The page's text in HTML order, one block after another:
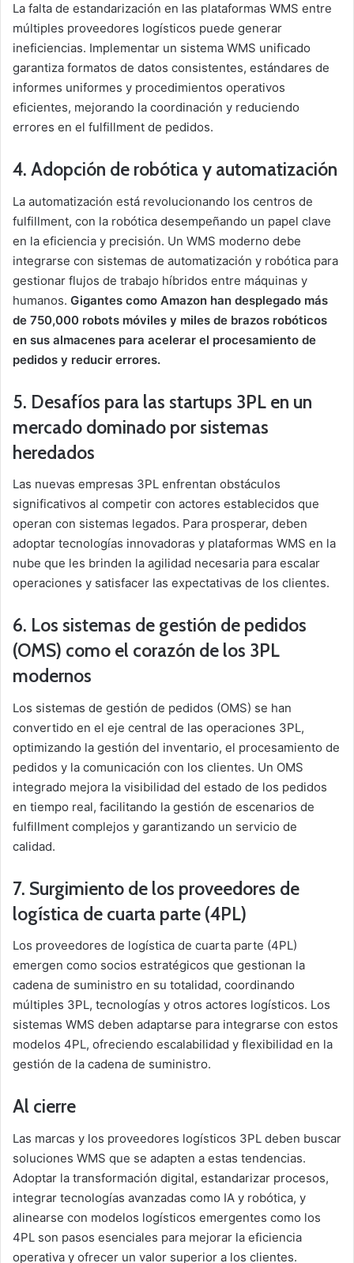
La falta de estandarización en las plataformas WMS entre
múltiples proveedores logísticos puede generar
ineficiencias. Implementar un sistema WMS unificado
garantiza formatos de datos consistentes, estándares de
informes uniformes y procedimientos operativos
eficientes, mejorando la coordinación y reduciendo
errores en el fulfillment de pedidos.
4. Adopción de robótica y automatización
La automatización está revolucionando los centros de
fulfillment, con la robótica desempeñando un papel clave
en la eficiencia y precisión. Un WMS moderno debe
integrarse con sistemas de automatización y robótica para
gestionar flujos de trabajo híbridos entre máquinas y
humanos. Gigantes como Amazon han desplegado más
de 750,000 robots móviles y miles de brazos robóticos
en sus almacenes para acelerar el procesamiento de
pedidos y reducir errores.
5. Desafíos para las startups 3PL en un
mercado dominado por sistemas
heredados
Las nuevas empresas 3PL enfrentan obstáculos
significativos al competir con actores establecidos que
operan con sistemas legados. Para prosperar, deben
adoptar tecnologías innovadoras y plataformas WMS en la
nube que les brinden la agilidad necesaria para escalar
operaciones y satisfacer las expectativas de los clientes.
6. Los sistemas de gestión de pedidos
(OMS) como el corazón de los 3PL
modernos
Los sistemas de gestión de pedidos (OMS) se han
convertido en el eje central de las operaciones 3PL,
optimizando la gestión del inventario, el procesamiento de
pedidos y la comunicación con los clientes. Un OMS
integrado mejora la visibilidad del estado de los pedidos
en tiempo real, facilitando la gestión de escenarios de
fulfillment complejos y garantizando un servicio de
calidad.
7. Surgimiento de los proveedores de
logística de cuarta parte (4PL)
Los proveedores de logística de cuarta parte (4PL)
emergen como socios estratégicos que gestionan la
cadena de suministro en su totalidad, coordinando
múltiples 3PL, tecnologías y otros actores logísticos. Los
sistemas WMS deben adaptarse para integrarse con estos
modelos 4PL, ofreciendo escalabilidad y flexibilidad en la
gestión de la cadena de suministro.
Al cierre
Las marcas y los proveedores logísticos 3PL deben buscar
soluciones WMS que se adapten a estas tendencias.
Adoptar la transformación digital, estandarizar procesos,
integrar tecnologías avanzadas como IA y robótica, y
alinearse con modelos logísticos emergentes como los
4PL son pasos esenciales para mejorar la eficiencia
operativa y ofrecer un valor superior a los clientes.